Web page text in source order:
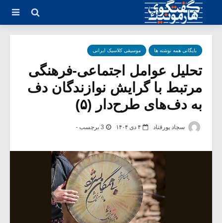
بایگانی همه نوشته ها موسیقی کلاسیک ایرانی
تحلیل عوامل اجتماعی-فرهنگی
مرتبط با گرایش نوازندگان دف
به دف‌های طرح‌دار (۵)
سجاد پورقناد ۴ دی ۱۴۰۴ 3 برچسب -